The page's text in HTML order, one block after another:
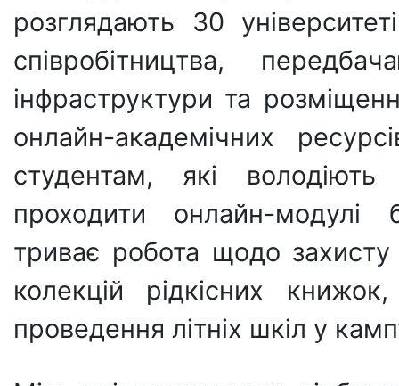
розглядають 30
співробітництва,
інфраструктури та
онлайн-академічних
студентам, які
проходити онлайн-модулі
триває робота щодо захисту
колекцій рідкісних
проведення літніх шкіл у